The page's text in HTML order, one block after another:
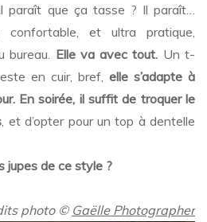
Il paraît que ça tasse ? Il paraît…
et ultra pratique,
bureau. Elle va avec tout. Un t-
en cuir, bref, elle s’adapte à
En soirée, il suffit de troquer le
, et d’opter pour un top à dentelle
jupes de ce style ?
photo © Gaëlle Photographer